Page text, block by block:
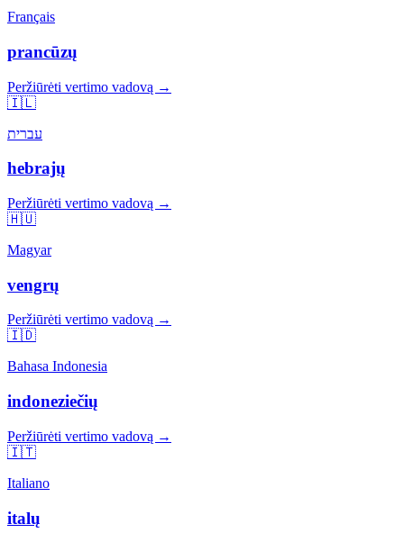
Français
prancūzų
Peržiūrėti vertimo vadovą →
🇮🇱
עברית
hebrajų
Peržiūrėti vertimo vadovą →
🇭🇺
Magyar
vengrų
Peržiūrėti vertimo vadovą →
🇮🇩
Bahasa Indonesia
indoneziečių
Peržiūrėti vertimo vadovą →
🇮🇹
Italiano
italų